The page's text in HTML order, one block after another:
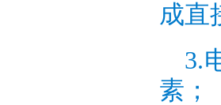
成直
3.
素；